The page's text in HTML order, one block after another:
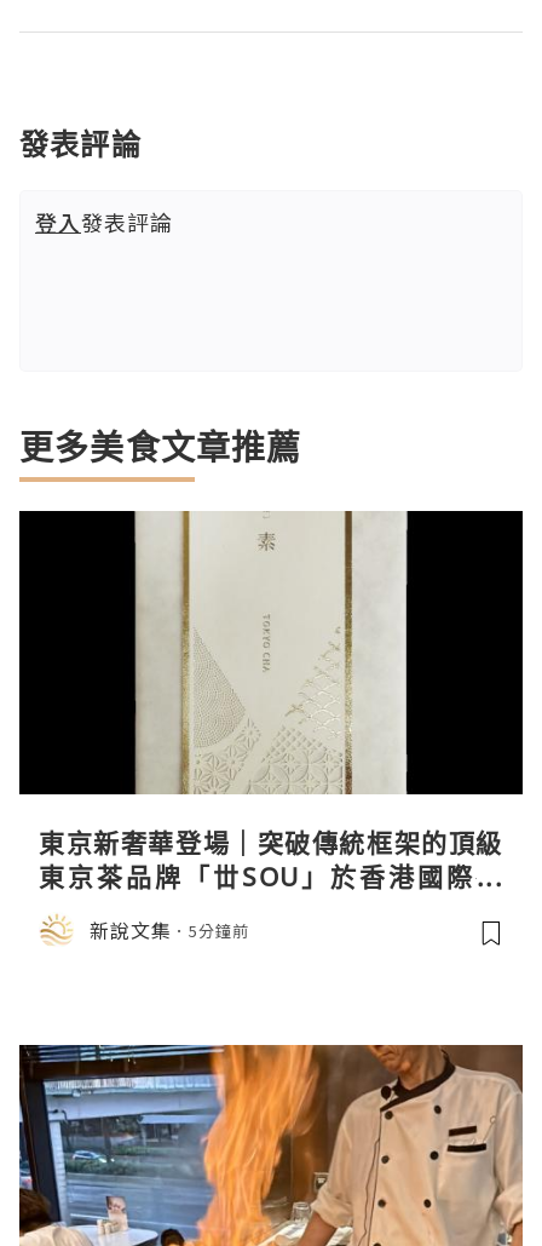
發表評論
登入發表評論
更多美食文章推薦
東京新奢華登場｜突破傳統框架的頂級
東京茶品牌「丗SOU」於香港國際茶
展首度亮相
新說文集 5分鐘前